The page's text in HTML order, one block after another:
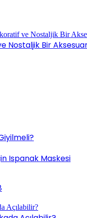
Nostaljik Bir
Ispanak Maskesi